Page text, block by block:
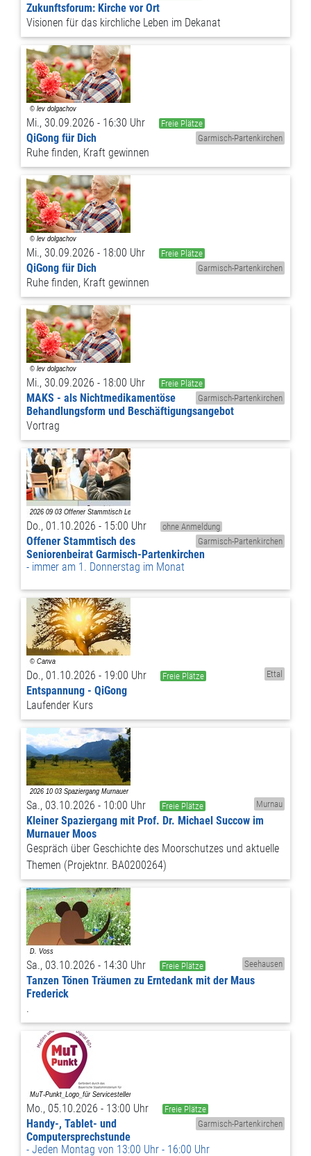
Zukunftsforum: Kirche vor Ort
Visionen für das kirchliche Leben im Dekanat
Mi., 30.09.2026 - 16:30 Uhr
Freie Plätze
Garmisch-Partenkirchen
QiGong für Dich
Ruhe finden, Kraft gewinnen
Mi., 30.09.2026 - 18:00 Uhr
Freie Plätze
Garmisch-Partenkirchen
QiGong für Dich
Ruhe finden, Kraft gewinnen
Mi., 30.09.2026 - 18:00 Uhr
Freie Plätze
Garmisch-Partenkirchen
MAKS - als Nichtmedikamentöse
Behandlungsform und Beschäftigungsangebot
Vortrag
Do., 01.10.2026 - 15:00 Uhr
ohne Anmeldung
Garmisch-Partenkirchen
Offener Stammtisch des
Seniorenbeirat Garmisch-Partenkirchen
immer am 1. Donnerstag im Monat
Do., 01.10.2026 - 19:00 Uhr Freie Plätze Ettal
Entspannung - QiGong
Laufender Kurs
Sa., 03.10.2026 - 10:00 Uhr Freie Plätze Murnau
Kleiner Spaziergang mit Prof. Dr. Michael Succow im
Murnauer Moos
Gespräch über Geschichte des Moorschutzes und aktuelle
Themen (Projektnr. BA0200264)
Sa., 03.10.2026 - 14:30 Uhr Freie Plätze Seehausen
Tanzen Tönen Träumen zu Erntedank mit der Maus
Frederick
.
Mo., 05.10.2026 - 13:00 Uhr
Freie Plätze
Garmisch-Partenkirchen
Handy-, Tablet- und
Computersprechstunde
Jeden Montag von 13:00 Uhr - 16:00 Uhr